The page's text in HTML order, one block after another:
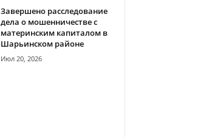
Завершено расследование
дела о мошенничестве с
материнским капиталом в
Шарьинском районе
Июл 20, 2026